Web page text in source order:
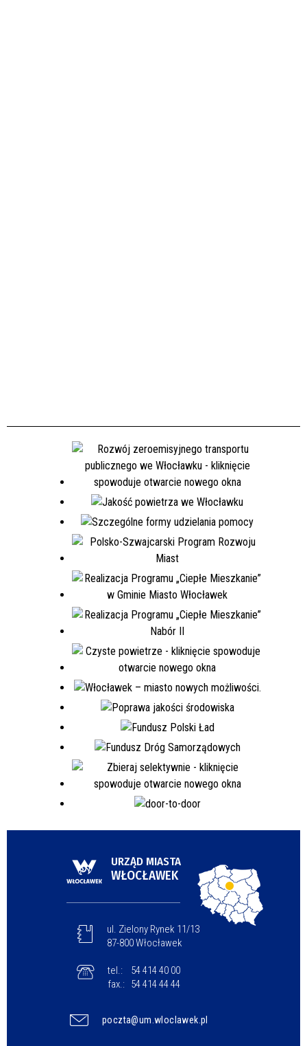
URZĄD MIASTA
WŁOCŁAWEK
ul. Zielony Rynek 11/13
87-800 Włocławek
tel.:
54 414 40 00
fax.:
54 414 44 44
poczta@um.wloclawek.pl